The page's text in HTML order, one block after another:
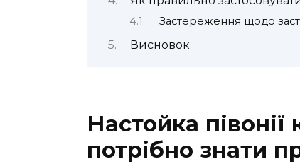
Застереження щодо
Висновок
Настойка
потрібно знати